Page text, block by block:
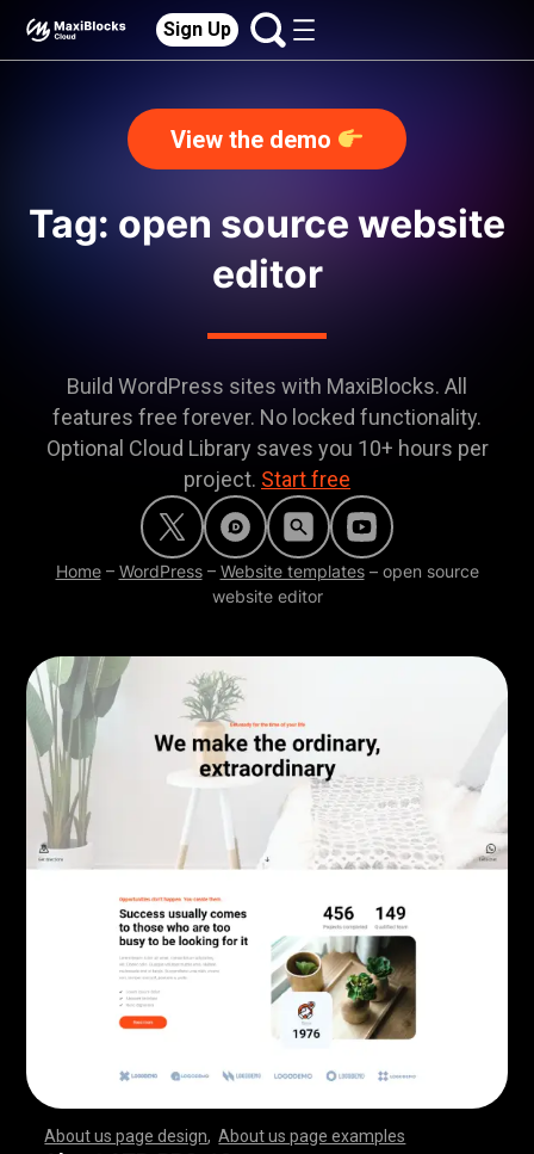
Sign Up
View the demo
Tag: open source website
editor
Build WordPress sites with MaxiBlocks. All
features free forever. No locked functionality.
Optional Cloud Library saves you 10+ hours per
project. Start free
Home– WordPress– Website templates– open source
website editor
About us page design ,About us page examples
,,,,,,,,,,,,,,,,,,,,,,,, ,,,,,,,,,,,,,,,,,,,,,,,,,,,
,,,,,,,,,,,,,,,,,,,,,,,, ,,,,,,,,,,,,,,,,,,,,,,,,,,,
,,,,,,,,,,,,,,,,,,,,,,,, ,,,,,,,,,,,,,,,,,,,,,,,,,,,
,,,,,,,,,,,,,,,,,,,,,,,, ,,,,,,,,,,,,,,,,,,,,,,,,,,,
,,,,,,,,,,,,,,,,,,,,,,,, ,,,,,,,,,,,,,,,,,,,,,,,,,,,
,,,,,,,,,,,,,,,,,,,,,,,, ,,,,,,,,,,,,,,,,,,,,,,,,,,,
,,,,,,,,,,,,,,,,,,,,,,,, ,,,,,,,,,,,,,,,,,,,,,,,,,,,
,,,,,,,,,,,,,,,,,,,,,,,, ,,,,,,,,,,,,